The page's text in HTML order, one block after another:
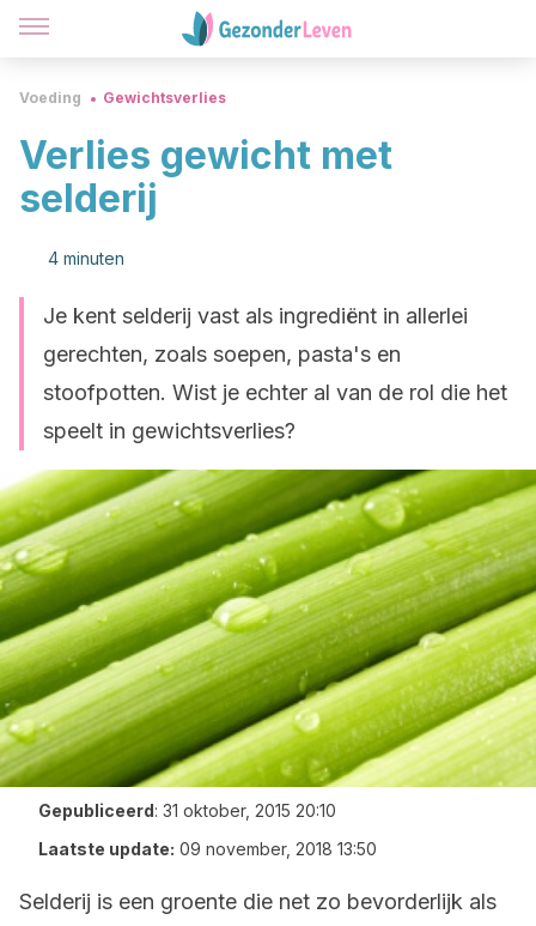
Voeding Gewichtsverlies
Verlies gewicht met
selderij
4 minuten
Je kent selderij vast als ingrediënt in allerlei
gerechten, zoals soepen, pasta's en
stoofpotten. Wist je echter al van de rol die het
speelt in gewichtsverlies?
Gepubliceerd: 31 oktober, 2015 20:10
Laatste update: 09 november, 2018 13:50
Selderij is een groente die net zo bevorderlijk als